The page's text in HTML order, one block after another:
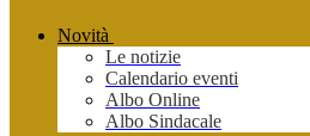
Novità
Le notizie
Calendario eventi
Albo Online
Albo Sindacale